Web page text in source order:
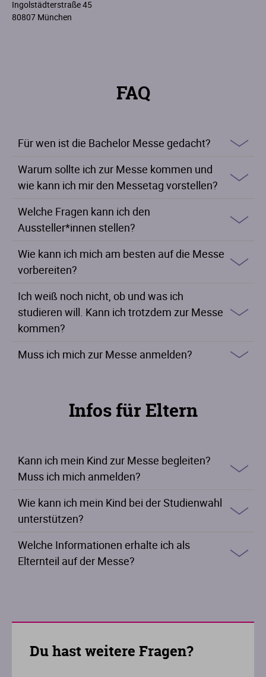
Ingolstädterstraße 45
80807 München
FAQ
Für wen ist die Bachelor Messe gedacht?
Warum sollte ich zur Messe kommen und
wie kann ich mir den Messetag vorstellen?
Welche Fragen kann ich den
Aussteller*innen stellen?
Wie kann ich mich am besten auf die Messe
vorbereiten?
Ich weiß noch nicht, ob und was ich
studieren will. Kann ich trotzdem zur Messe
kommen?
Muss ich mich zur Messe anmelden?
Infos für Eltern
Kann ich mein Kind zur Messe begleiten?
Muss ich mich anmelden?
Wie kann ich mein Kind bei der Studienwahl
unterstützen?
Welche Informationen erhalte ich als
Elternteil auf der Messe?
Du hast weitere Fragen?